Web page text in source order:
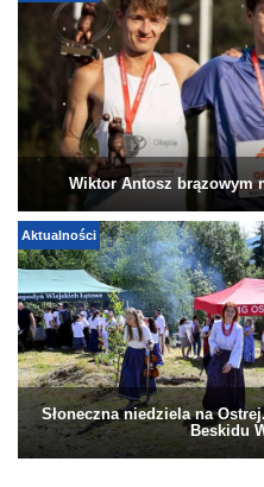
Wiktor Antosz brązowym
Aktualności
Słoneczna niedziela na
Beskidu